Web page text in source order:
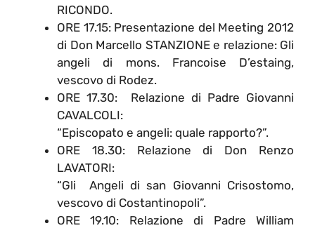
RICONDO.
ORE 17.15: Presentazione del Meeting 2012
di Don Marcello STANZIONE e relazione: Gli
angeli di mons. Francoise D’estaing,
vescovo di Rodez.
ORE 17.30: Relazione di Padre Giovanni
CAVALCOLI:
“Episcopato e angeli: quale rapporto?”.
ORE 18.30: Relazione di Don Renzo
LAVATORI:
“Gli Angeli di san Giovanni Crisostomo,
vescovo di Costantinopoli”.
ORE 19.10: Relazione di Padre William